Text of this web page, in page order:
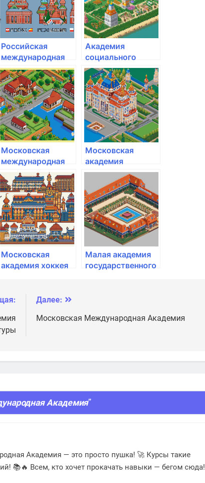
Российская
международная
академия туризма
Академия
социального
образования
Московская
международная
академия
Московская
академия
Следственного
комитета РФ
Московская
академия хоккея
Малая академия
государственного
Далее:
Московская Международная Академия
Академия”
Академия — это просто пушка! 🚀 Курсы такие
📚🔥 Всем, кто хочет прокачать навыки — бегом сюда!